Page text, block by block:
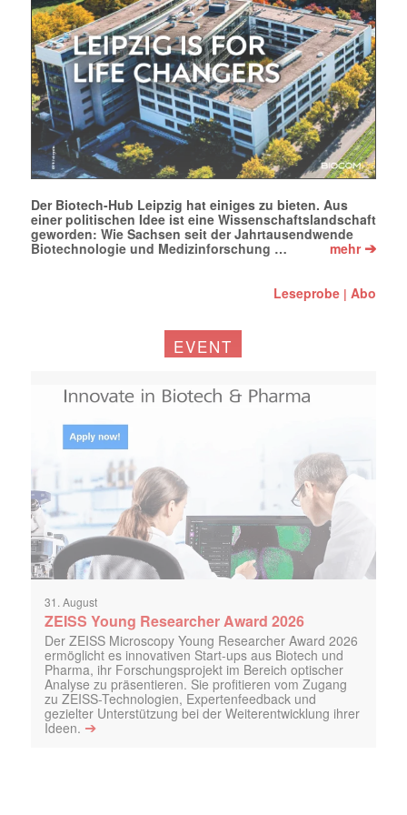
Der Biotech-Hub Leipzig hat einiges zu bieten. Aus
einer politischen Idee ist eine Wissenschaftslandschaft
geworden: Wie Sachsen seit der Jahrtausendwende
Biotechnologie und Medizinforschung …
mehr➔
Leseprobe |Abo
EVENT
31. August
ZEISS Young Researcher Award 2026
Der ZEISS Microscopy Young Researcher Award 2026
ermöglicht es innovativen Start-ups aus Biotech und
Pharma, ihr Forschungsprojekt im Bereich optischer
Analyse zu präsentieren. Sie profitieren vom Zugang
zu ZEISS-Technologien, Expertenfeedback und
gezielter Unterstützung bei der Weiterentwicklung ihrer
Ideen. ➔